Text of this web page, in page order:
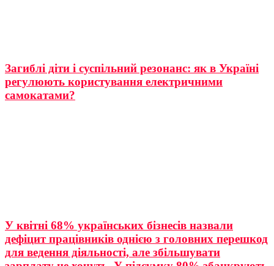
Загиблі діти і суспільний резонанс: як в Україні
регулюють користування електричними
самокатами?
У квітні 68% українських бізнесів назвали
дефіцит працівників однією з головних перешкод
для ведення діяльності, але збільшувати